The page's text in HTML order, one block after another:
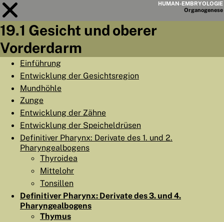
HUMAN-EMBRYOLOGIE
Organogenese
KAPITELLISTE
EMBRYOGENESE
19.1 Gesicht und oberer
Vorderdarm
Einführung
Entwicklung der Gesichtsregion
Mundhöhle
Zunge
Entwicklung der Zähne
Entwicklung der Speicheldrüsen
Definitiver Pharynx: Derivate des 1. und 2.
Pharyngealbogens
Thyroidea
Mittelohr
Tonsillen
Definitiver Pharynx: Derivate des 3. und 4.
Pharyngealbogens
Thymus